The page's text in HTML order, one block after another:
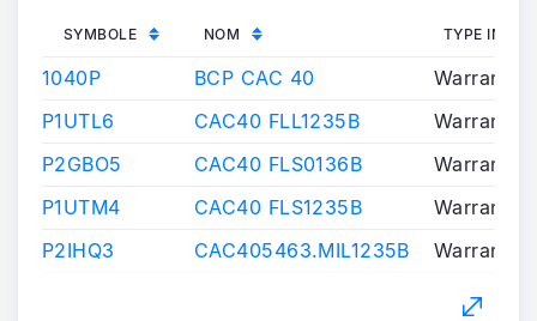
SYMBOLE NOM TYPE
1040P BCP CAC 40
Warrants/
P1UTL6
CAC40 FLL1235B
Warrants/
P2GBO5
CAC40 FLS0136B
Warrants/
P1UTM4
CAC40 FLS1235B
Warrants/
P2IHQ3
CAC405463.MIL1235B Warrants/